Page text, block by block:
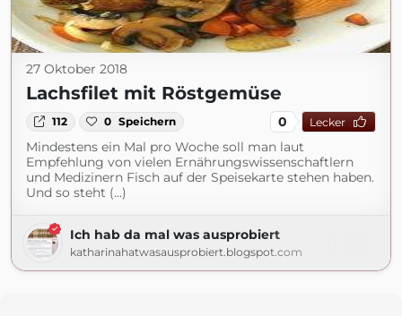
27 Oktober 2018
Lachsfilet mit Röstgemüse
112 0 Speichern 0 Lecker
Mindestens ein Mal pro Woche soll man laut
Empfehlung von vielen Ernährungswissenschaftlern
und Medizinern Fisch auf der Speisekarte stehen haben.
Und so steht (...)
Ich hab da mal was ausprobiert
katharinahatwasausprobiert.blogspot.com